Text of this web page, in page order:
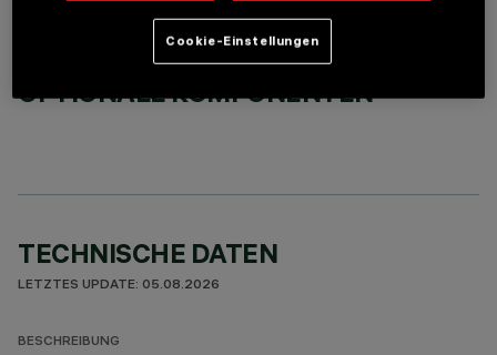
OPTIONALE KOMPONENTEN
TECHNISCHE DATEN
LETZTES UPDATE: 05.08.2026
BESCHREIBUNG
Cookie-Einstellungen